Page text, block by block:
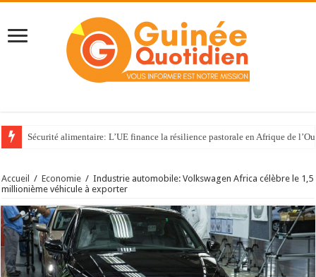
Sécurité alimentaire: L’UE finance la résilience pastorale en Afrique de
Accueil / Economie / Industrie automobile: Volkswagen Africa célèbre le 1,5
millionième véhicule à exporter